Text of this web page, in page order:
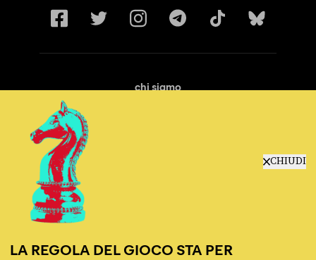
CHIUDI
LA REGOLA DEL GIOCO STA PER
chi siamo